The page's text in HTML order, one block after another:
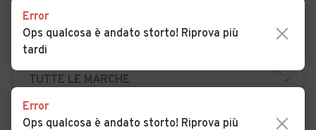
Noleggio a lungo termine
Auto d'epoca
Moto
Camper
USATO
KM 0
NOLEGGIO
Error
Ops qualcosa è andato storto! Riprova più
tardi
Error
Ops qualcosa è andato storto! Riprova più